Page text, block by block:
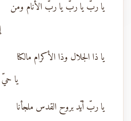
يا ربّ يا ربّ يا ربّ الأنام ومن
يا ذا الجلال وذا الأكرام مالكنا
يا
يا ربّ أيّد بروح القدس ملجأنا